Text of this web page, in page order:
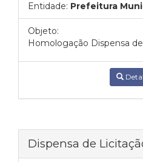
Entidade: Prefeitura
Objeto:
Homologação Dispensa
Dispensa de